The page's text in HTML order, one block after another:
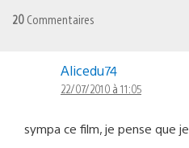
20 Commentaires
Alicedu74
22/07/2010 à 11:05
sympa ce film, je pense que